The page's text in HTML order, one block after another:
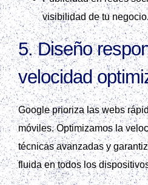
visibilidad de tu
5.Diseño
velocidad
Google prioriza las webs
móviles. Optimizamos la
técnicas avanzadas y
fluida en todos los